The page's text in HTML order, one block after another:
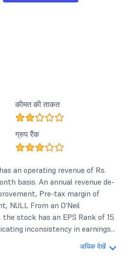
कीमत की ताकत
ग्रुप रैंक
an operating revenue of Rs.
basis. An annual revenue de-
Pre-tax margin of
NULL From an O'Neil
stock has an EPS Rank of 15
inconsistency in earnings...
अधिक देखें